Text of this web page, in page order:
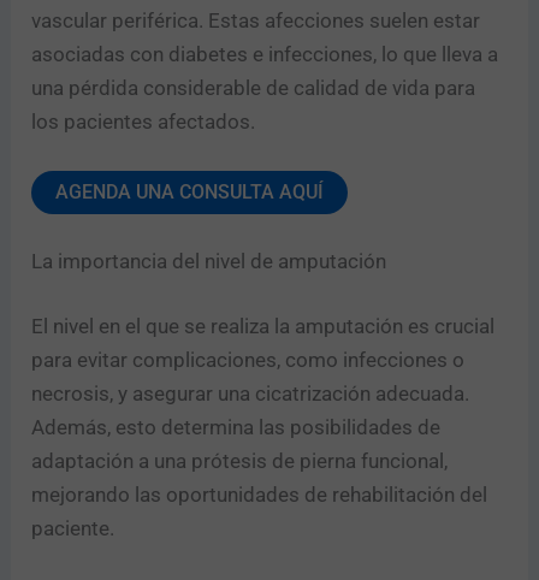
vascular periférica. Estas afecciones suelen estar
asociadas con diabetes e infecciones, lo que lleva a
una pérdida considerable de calidad de vida para
los pacientes afectados.
AGENDA UNA CONSULTA AQUÍ
La importancia del nivel de amputación
El nivel en el que se realiza la amputación es crucial
para evitar complicaciones, como infecciones o
necrosis, y asegurar una cicatrización adecuada.
Además, esto determina las posibilidades de
adaptación a una prótesis de pierna funcional,
mejorando las oportunidades de rehabilitación del
paciente.